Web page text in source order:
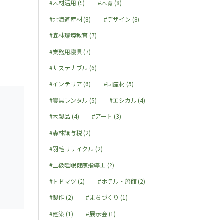
#木材活用 (9)
#木育 (8)
#北海道産材 (8)
#デザイン (8)
#森林環境教育 (7)
#業務用寝具 (7)
#サステナブル (6)
#インテリア (6)
#国産材 (5)
#寝具レンタル (5)
#エシカル (4)
#木製品 (4)
#アート (3)
#森林譲与税 (2)
#羽毛リサイクル (2)
#上級睡眠健康指導士 (2)
#トドマツ (2)
#ホテル・旅館 (2)
#製作 (2)
#まちづくり (1)
#建築 (1)
#展示会 (1)